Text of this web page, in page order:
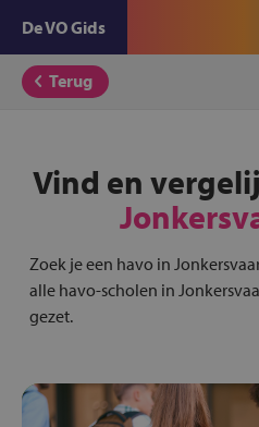
De VO Gids
Terug
Vind en
Zoek je een havo in
alle havo-scholen in
gezet.